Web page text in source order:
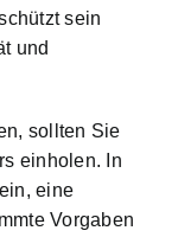
sein
und
sollten Sie
einholen. In
eine
Vorgaben